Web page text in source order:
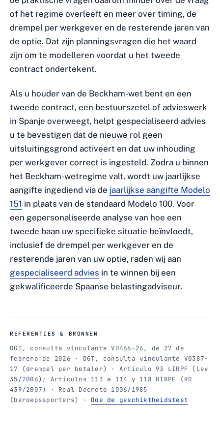
of het regime overleeft en meer over timing, de
drempel per werkgever en de resterende jaren van
de optie. Dat zijn planningsvragen die het waard
zijn om te modelleren voordat u het tweede
contract ondertekent.
Als u houder van de Beckham-wet bent en een
tweede contract, een bestuurszetel of advieswerk
in Spanje overweegt, helpt gespecialiseerd advies
u te bevestigen dat de nieuwe rol geen
uitsluitingsgrond activeert en dat uw inhouding
per werkgever correct is ingesteld. Zodra u binnen
het Beckham-wetregime valt, wordt uw jaarlijkse
aangifte ingediend via de jaarlijkse aangifte Modelo
151 in plaats van de standaard Modelo 100. Voor
een gepersonaliseerde analyse van hoe een
tweede baan uw specifieke situatie beïnvloedt,
inclusief de drempel per werkgever en de
resterende jaren van uw optie, raden wij aan
gespecialiseerd advies in te winnen bij een
gekwalificeerde Spaanse belastingadviseur.
REFERENTIES & BRONNEN
DGT, consulta vinculante V0466-26, de 27 de
febrero de 2026 · DGT, consulta vinculante V0387-
17 (drempel per betaler) · Artículo 93 LIRPF (Ley
35/2006); Artículos 113 a 114 y 118 RIRPF (RD
439/2007) · Real Decreto 1006/1985
(beroepssporters) · Doe de geschiktheidstest